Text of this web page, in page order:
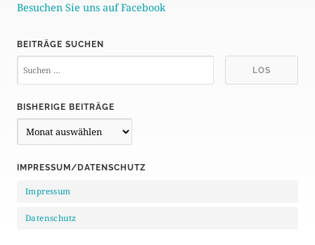
Besuchen Sie uns auf Facebook
BEITRÄGE SUCHEN
BISHERIGE BEITRÄGE
i
hIMPRESSUM/DATENSCHUTZ
Impressum
Datenschutz